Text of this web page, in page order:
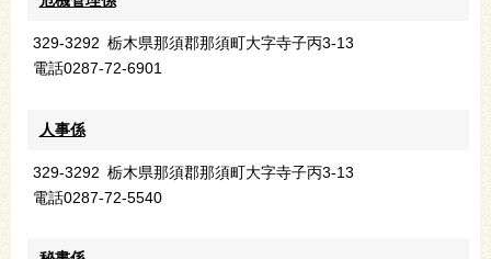
329-3292 栃木県那須郡那須町大字寺子丙3-13
電話0287-72-6901
人事係
329-3292 栃木県那須郡那須町大字寺子丙3-13
電話0287-72-5540